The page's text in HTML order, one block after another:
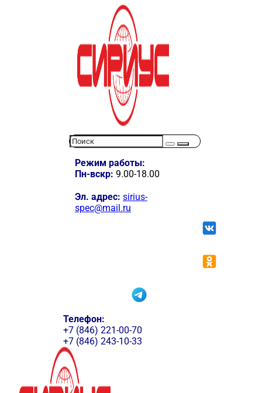
Режим работы:
Пн-вскр: 9.00-18.00
Эл. адрес: sirius-
spec@mail.ru
Телефон:
+7 (846) 221-00-70
+7 (846) 243-10-33